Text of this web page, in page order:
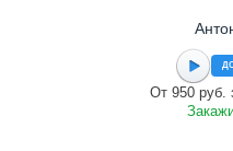
От 950 руб.